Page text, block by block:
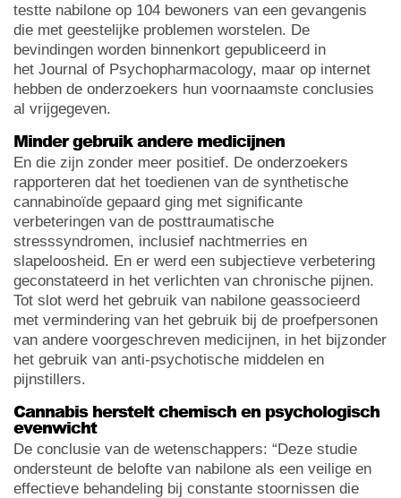
testte nabilone op 104 bewoners van een gevangenis
die met geestelijke problemen worstelen. De
bevindingen worden binnenkort gepubliceerd in
het Journal of Psychopharmacology, maar op internet
hebben de onderzoekers hun voornaamste conclusies
al vrijgegeven.
Minder gebruik andere medicijnen
En die zijn zonder meer positief. De onderzoekers
rapporteren dat het toedienen van de synthetische
cannabinoïde gepaard ging met significante
verbeteringen van de posttraumatische
stresssyndromen, inclusief nachtmerries en
slapeloosheid. En er werd een subjectieve verbetering
geconstateerd in het verlichten van chronische pijnen.
Tot slot werd het gebruik van nabilone geassocieerd
met vermindering van het gebruik bij de proefpersonen
van andere voorgeschreven medicijnen, in het bijzonder
het gebruik van anti-psychotische middelen en
pijnstillers.
Cannabis herstelt chemisch en psychologisch
evenwicht
De conclusie van de wetenschappers: “Deze studie
ondersteunt de belofte van nabilone als een veilige en
effectieve behandeling bij constante stoornissen die